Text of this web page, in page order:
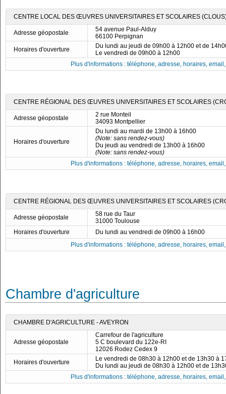
CENTRE LOCAL DES ŒUVRES UNIVERSITAIRES ET SCOLAIRES
Adresse géopostale
54 avenue Paul-Alduy
66100 Perpignan
Horaires d'ouverture
Du lundi au jeudi de 09h00 à 12h00 et de
Le vendredi de 09h00 à 12h00
Plus d'informations : téléphone, adresse, horaires,
CENTRE RÉGIONAL DES ŒUVRES UNIVERSITAIRES ET SCOLAIRES
Adresse géopostale
2 rue Monteil
34093 Montpellier
Horaires d'ouverture
Du lundi au mardi de 13h00 à 16h00
(Note: sans rendez-vous)
Du jeudi au vendredi de 13h00 à 16h00
(Note: sans rendez-vous)
Plus d'informations : téléphone, adresse, horaires,
CENTRE RÉGIONAL DES ŒUVRES UNIVERSITAIRES ET SCOLAIRES
Adresse géopostale
58 rue du Taur
31000 Toulouse
Horaires d'ouverture
Du lundi au vendredi de 09h00 à 16h00
Plus d'informations : téléphone, adresse, horaires,
Chambre d'agriculture
CHAMBRE D'AGRICULTURE - AVEYRON
Adresse géopostale
Carrefour de l'agriculture
5 C boulevard du 122e-RI
12026 Rodez Cedex 9
Horaires d'ouverture
Le vendredi de 08h30 à 12h00 et de 13h30 à
Du lundi au jeudi de 08h30 à 12h00 et de
Plus d'informations : téléphone, adresse, horaires,